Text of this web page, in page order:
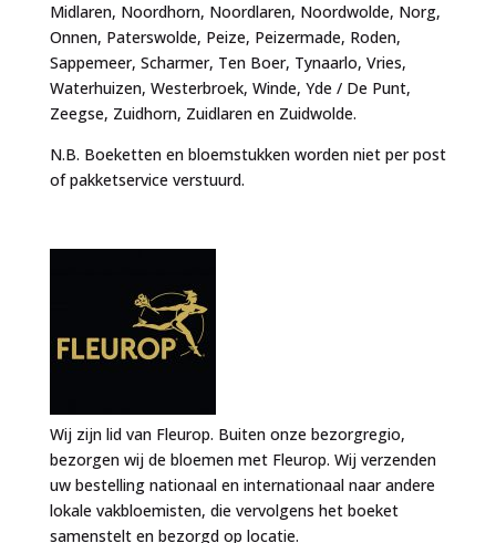
Midlaren, Noordhorn, Noordlaren, Noordwolde, Norg,
Onnen, Paterswolde, Peize, Peizermade, Roden,
Sappemeer, Scharmer, Ten Boer, Tynaarlo, Vries,
Waterhuizen, Westerbroek, Winde, Yde / De Punt,
Zeegse, Zuidhorn, Zuidlaren en Zuidwolde.
N.B. Boeketten en bloemstukken worden niet per post
of pakketservice verstuurd.
Wij zijn lid van Fleurop. Buiten onze bezorgregio,
bezorgen wij de bloemen met Fleurop. Wij verzenden
uw bestelling nationaal en internationaal naar andere
lokale vakbloemisten, die vervolgens het boeket
samenstelt en bezorgd op locatie.